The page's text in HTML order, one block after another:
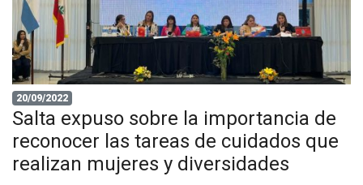
20/09/2022
Salta expuso sobre la importancia de
reconocer las tareas de cuidados que
realizan mujeres y diversidades